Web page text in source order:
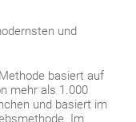
und
basiert auf
mehr als 1.000
und basiert im
Im